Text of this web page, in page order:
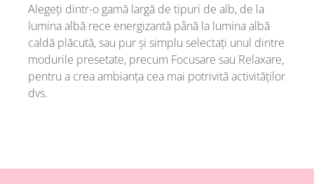
Alegeți dintr-o gamă largă de tipuri de alb, de la
lumina albă rece energizantă până la lumina albă
caldă plăcută, sau pur și simplu selectați unul dintre
modurile presetate, precum Focusare sau Relaxare,
pentru a crea ambianța cea mai potrivită activităților
dvs.